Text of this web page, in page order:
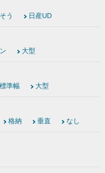
う 日産UD
大型
標準幅 大型
格納 垂直 なし